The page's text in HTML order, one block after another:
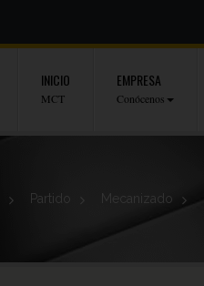
INICIO
MCT
EMPRESA
Conócenos
> Partido > Mecanizado >